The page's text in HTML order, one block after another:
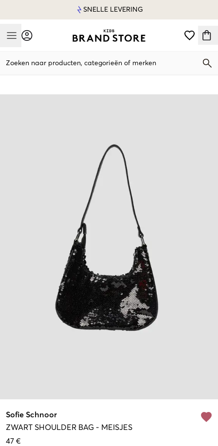
SNELLE LEVERING
Mobile Menu
Zoeken naar producten, categorieën of merken
Sofie Schnoor
ZWART SHOULDER BAG - MEISJES
47 €